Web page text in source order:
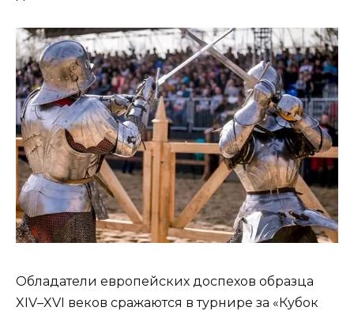
Обладатели европейских доспехов образца
XIV–XVI веков сражаются в турнире за «Кубок